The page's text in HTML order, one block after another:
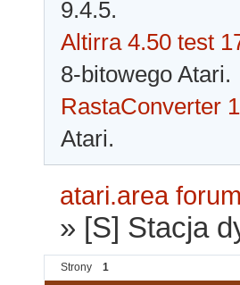
9.4.5.
Altirra 4.50 test
8-bitowego Atari.
RastaConverter
Atari.
atari.area forum
» [S] Stacja
Strony 1